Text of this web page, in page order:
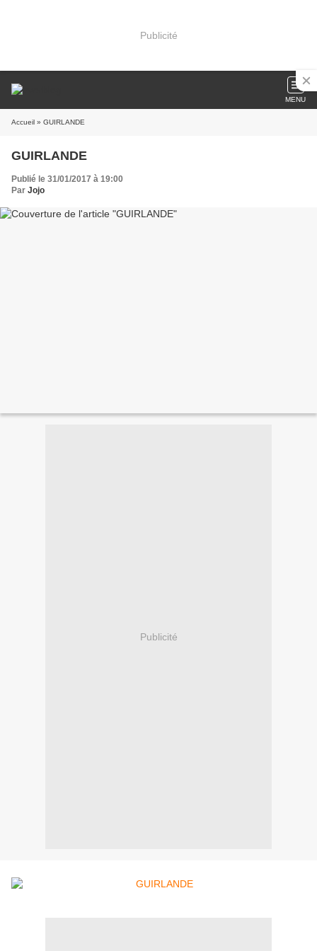
Publicité
MENU
Accueil » GUIRLANDE
GUIRLANDE
Publié le 31/01/2017 à 19:00
Par Jojo
Publicité